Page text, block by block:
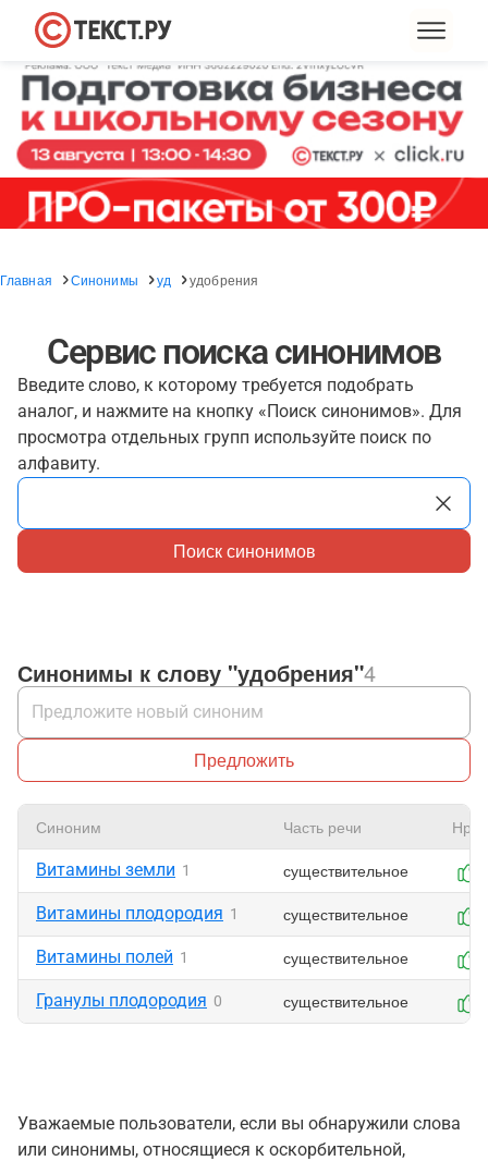
Главная Синонимы уд удобрения
Сервис поиска синонимов
Введите слово, к которому требуется подобрать
аналог, и нажмите на кнопку «Поиск синонимов». Для
просмотра отдельных групп используйте поиск по
алфавиту.
Поиск синонимов
Синонимы к слову "удобрения"4
Предложить
Синоним Часть речи
Витамины земли 1 существительное
Витамины плодородия 1 существительное
Витамины полей 1 существительное
Гранулы плодородия 0 существительное
Уважаемые пользователи, если вы обнаружили слова
или синонимы, относящиеся к оскорбительной,